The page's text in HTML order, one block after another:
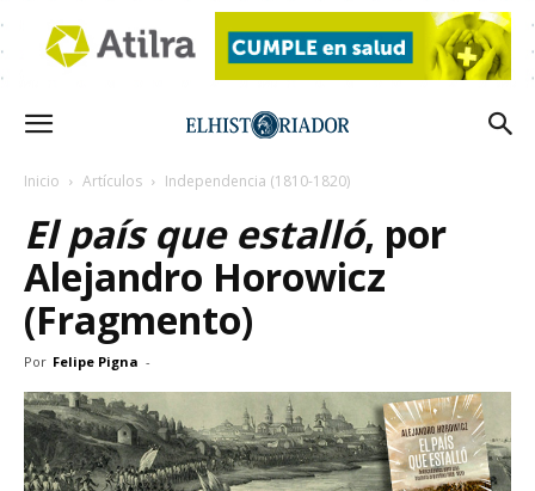
Inicio Artículos Independencia (1810-1820)
El país que estalló, por
Alejandro Horowicz
(Fragmento)
Por Felipe Pigna -